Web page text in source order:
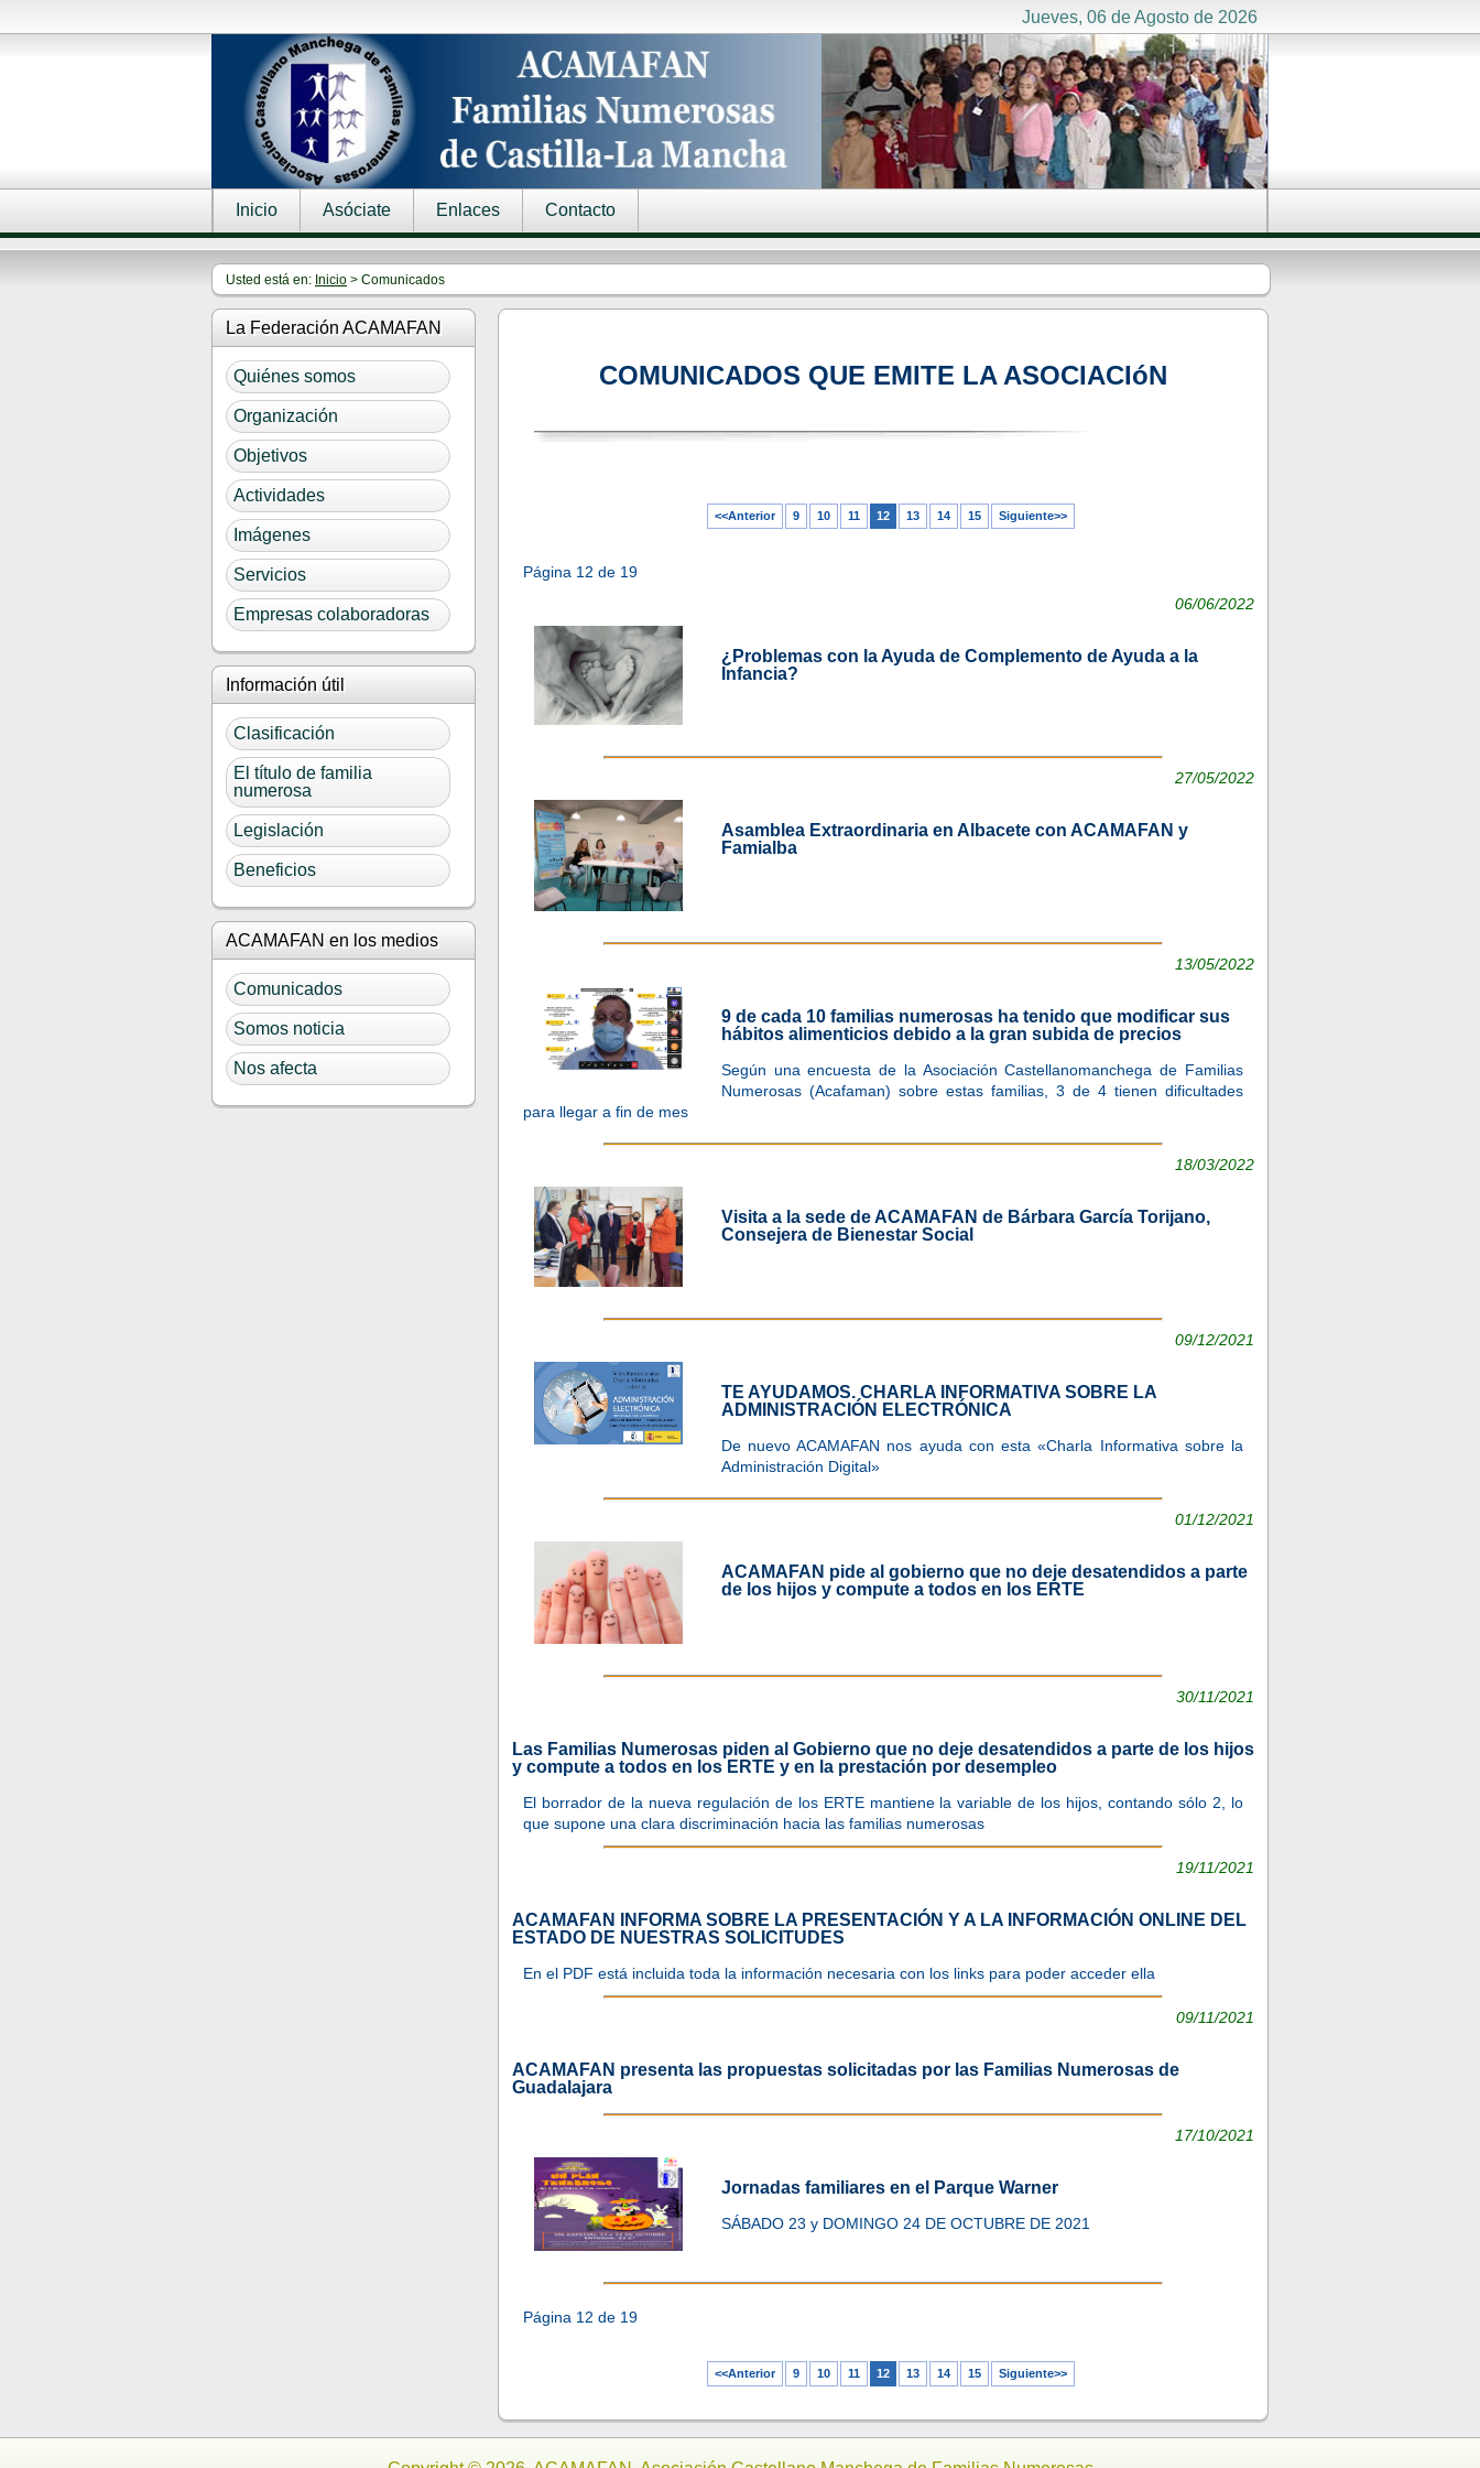
Jueves, 06 de Agosto de 2026
Inicio Asóciate Enlaces Contacto
Usted está en: Inicio > Comunicados
La Federación ACAMAFAN
Quiénes somos
Organización
Objetivos
Actividades
Imágenes
Servicios
Empresas colaboradoras
Información útil
Clasificación
El título de familia
numerosa
Legislación
Beneficios
ACAMAFAN en los medios
Comunicados
Somos noticia
Nos afecta
COMUNICADOS QUE EMITE LA ASOCIACIóN
<<Anterior 9 10 11 12 13 14 15 Siguiente>>
Página 12 de 19
06/06/2022
¿Problemas con la Ayuda de Complemento de Ayuda a la
Infancia?
27/05/2022
Asamblea Extraordinaria en Albacete con ACAMAFAN y
Famialba
13/05/2022
9 de cada 10 familias numerosas ha tenido que modificar sus
hábitos alimenticios debido a la gran subida de precios
Según una encuesta de la Asociación Castellanomanchega de Familias
Numerosas (Acafaman) sobre estas familias, 3 de 4 tienen dificultades
para llegar a fin de mes
18/03/2022
Visita a la sede de ACAMAFAN de Bárbara García Torijano,
Consejera de Bienestar Social
09/12/2021
TE AYUDAMOS. CHARLA INFORMATIVA SOBRE LA
ADMINISTRACIÓN ELECTRÓNICA
De nuevo ACAMAFAN nos ayuda con esta «Charla Informativa sobre la
Administración Digital»
01/12/2021
ACAMAFAN pide al gobierno que no deje desatendidos a parte
de los hijos y compute a todos en los ERTE
30/11/2021
Las Familias Numerosas piden al Gobierno que no deje desatendidos a parte de los hijos
y compute a todos en los ERTE y en la prestación por desempleo
El borrador de la nueva regulación de los ERTE mantiene la variable de los hijos, contando sólo 2, lo
que supone una clara discriminación hacia las familias numerosas
19/11/2021
ACAMAFAN INFORMA SOBRE LA PRESENTACIÓN Y A LA INFORMACIÓN ONLINE DEL
ESTADO DE NUESTRAS SOLICITUDES
En el PDF está incluida toda la información necesaria con los links para poder acceder ella
09/11/2021
ACAMAFAN presenta las propuestas solicitadas por las Familias Numerosas de
Guadalajara
17/10/2021
Jornadas familiares en el Parque Warner
SÁBADO 23 y DOMINGO 24 DE OCTUBRE DE 2021
Página 12 de 19
<<Anterior 9 10 11 12 13 14 15 Siguiente>>